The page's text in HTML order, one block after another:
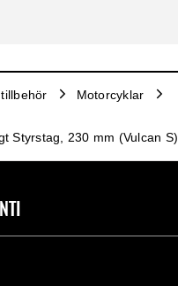
Motorcyklar
Styrstag, 230 mm (Vulcan S)